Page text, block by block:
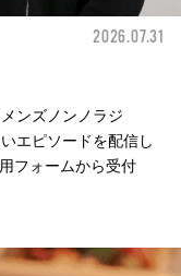
2026.07.31
ンズノンノラジ
エピソードを配信し
フォームから受付